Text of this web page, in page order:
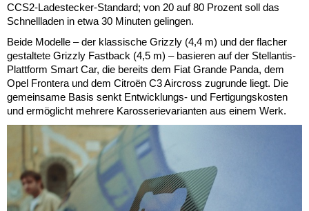
CCS2-Ladestecker-Standard; von 20 auf 80 Prozent soll das
Schnellladen in etwa 30 Minuten gelingen.
Beide Modelle – der klassische Grizzly (4,4 m) und der flacher
gestaltete Grizzly Fastback (4,5 m) – basieren auf der Stellantis-
Plattform Smart Car, die bereits dem Fiat Grande Panda, dem
Opel Frontera und dem Citroën C3 Aircross zugrunde liegt. Die
gemeinsame Basis senkt Entwicklungs- und Fertigungskosten
und ermöglicht mehrere Karosserievarianten aus einem Werk.